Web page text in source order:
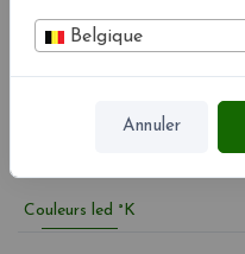
Belgique
Annuler
Couleurs led °K